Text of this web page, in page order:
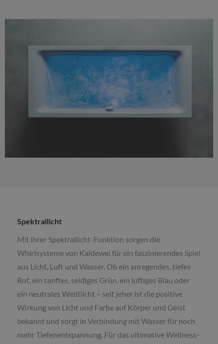
Spektrallicht
Mit ihrer Spektrallicht-Funktion sorgen die
Whirlsysteme von Kaldewei für ein faszinierendes Spiel
aus Licht, Luft und Wasser. Ob ein anregendes, tiefes
Rot, ein sanftes, seidiges Grün, ein luftiges Blau oder
ein neutrales Weißlicht – seit jeher ist die positive
Wirkung von Licht und Farbe auf Körper und Geist
bekannt und sorgt in Verbindung mit Wasser für noch
mehr Tiefenentspannung. Für das ultimative Wellness-